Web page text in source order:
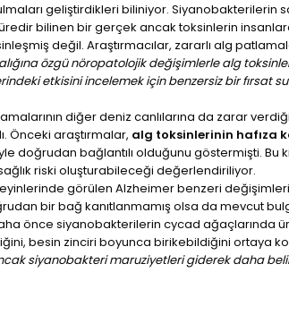
geliştirdikleri biliniyor. Siyanobakterilerin
bilinen bir gerçek ancak toksinlerin
değil. Araştırmacılar, zararlı alg
özgü nöropatolojik değişimlerle alg
etkisini incelemek için benzersiz bir fırsat
diğer deniz canlılarına da zarar
Önceki araştırmalar, alg toksinlerinin hafıza
doğrudan bağlantılı olduğunu göstermişti. Bu
riski oluşturabileceği değerlendiriliyor.
görülen Alzheimer benzeri
bir bağ kanıtlanmamış olsa da mevcut
önce siyanobakterilerin cycad ağaçlarında
besin zinciri boyunca birikebildiğini ortaya
siyanobakteri maruziyetleri giderek daha